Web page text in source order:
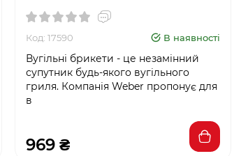
Код: 17590 В наявності
Вугільні брикети - це незамінний
супутник будь-якого вугільного
гриля. Компанія Weber пропонує для
в
969 ₴